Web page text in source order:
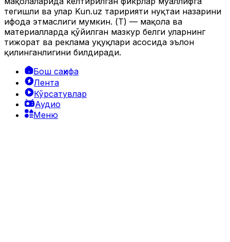
тегишли ва улар Kun.uz таҳририяти нуқтаи назарини
ифода этмаслиги мумкин. (Т) — мақола ва
материалларда қўйилган мазкур белги уларнинг
тижорат ва реклама ҳуқуқлари асосида эълон
қилинганлигини билдиради.
Бош саҳифа
Лента
Кўрсатувлар
Аудио
Меню